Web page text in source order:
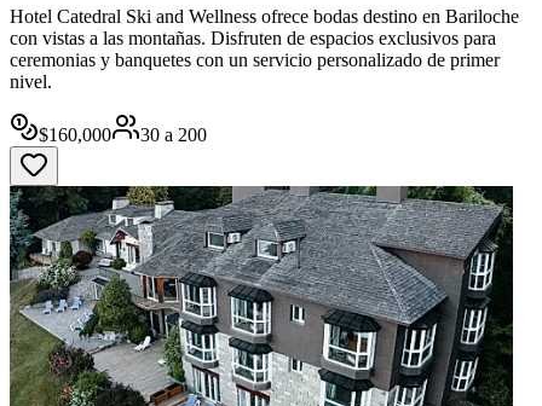
Hotel Catedral Ski and Wellness ofrece bodas destino en Bariloche
con vistas a las montañas. Disfruten de espacios exclusivos para
ceremonias y banquetes con un servicio personalizado de primer
nivel.
$160,000 30 a 200